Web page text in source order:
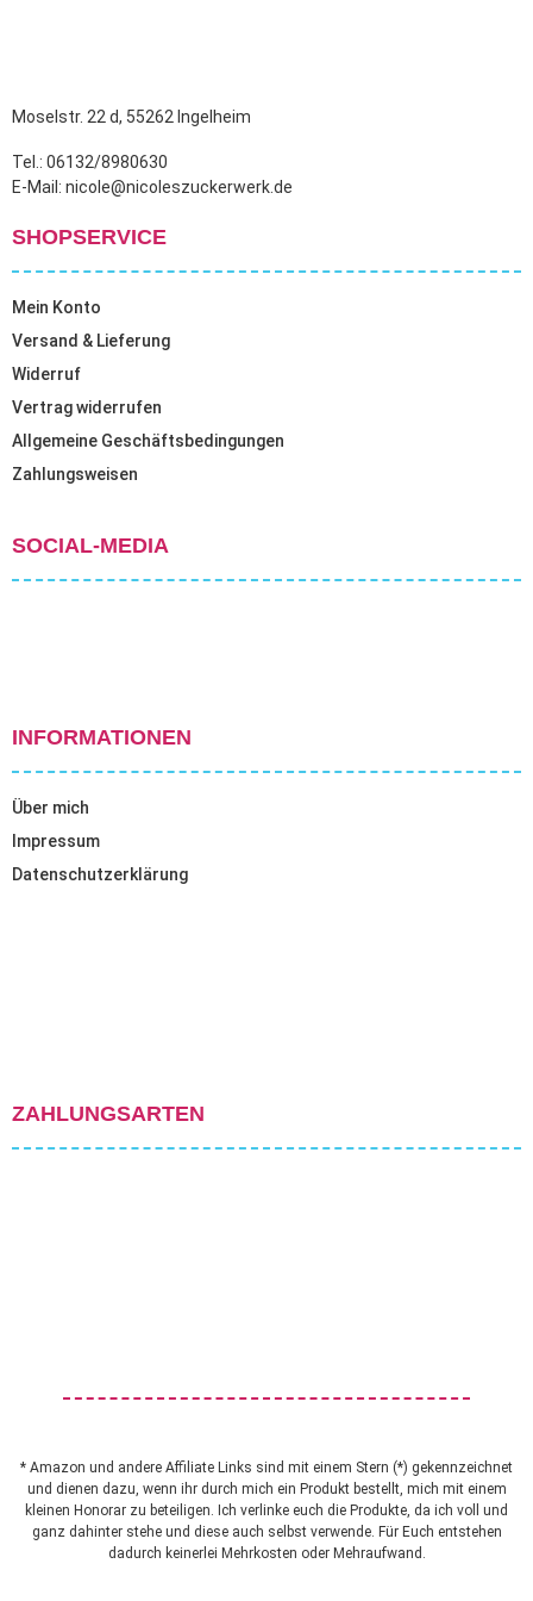
Moselstr. 22 d, 55262 Ingelheim
Tel.: 06132/8980630
E-Mail: nicole@nicoleszuckerwerk.de
SHOPSERVICE
Mein Konto
Versand & Lieferung
Widerruf
Vertrag widerrufen
Allgemeine Geschäftsbedingungen
Zahlungsweisen
SOCIAL-MEDIA
INFORMATIONEN
Über mich
Impressum
Datenschutzerklärung
ZAHLUNGSARTEN
* Amazon und andere Affiliate Links sind mit einem Stern (*) gekennzeichnet
und dienen dazu, wenn ihr durch mich ein Produkt bestellt, mich mit einem
kleinen Honorar zu beteiligen. Ich verlinke euch die Produkte, da ich voll und
ganz dahinter stehe und diese auch selbst verwende. Für Euch entstehen
dadurch keinerlei Mehrkosten oder Mehraufwand.